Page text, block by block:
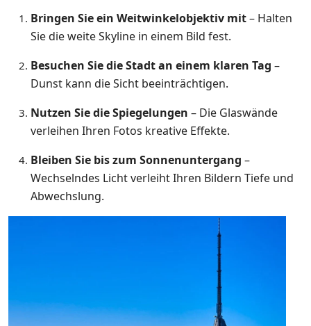
Bringen Sie ein Weitwinkelobjektiv mit– Halten
Sie die weite Skyline in einem Bild fest.
Besuchen Sie die Stadt an einem klaren Tag –
Dunst kann die Sicht beeinträchtigen.
Nutzen Sie die Spiegelungen – Die Glaswände
verleihen Ihren Fotos kreative Effekte.
Bleiben Sie bis zum Sonnenuntergang –
Wechselndes Licht verleiht Ihren Bildern Tiefe und
Abwechslung.